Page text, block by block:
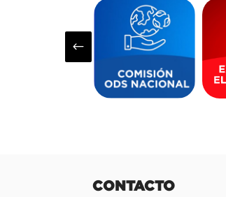
#
CONTACTO